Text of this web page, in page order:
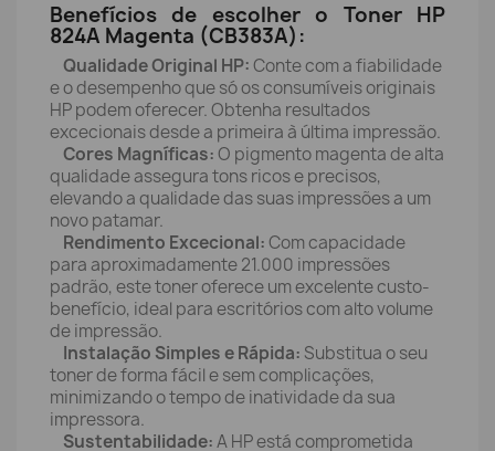
Benefícios de escolher o Toner HP
824A Magenta (CB383A):
Qualidade Original HP:Conte com a fiabilidade
e o desempenho que só os consumíveis originais
HP podem oferecer. Obtenha resultados
excecionais desde a primeira à última impressão.
Cores Magníficas:O pigmento magenta de alta
qualidade assegura tons ricos e precisos,
elevando a qualidade das suas impressões a um
novo patamar.
Rendimento Excecional:Com capacidade
para aproximadamente 21.000 impressões
padrão, este toner oferece um excelente custo-
benefício, ideal para escritórios com alto volume
de impressão.
Instalação Simples e Rápida: Substitua o seu
toner de forma fácil e sem complicações,
minimizando o tempo de inatividade da sua
impressora.
Sustentabilidade:A HP está comprometida